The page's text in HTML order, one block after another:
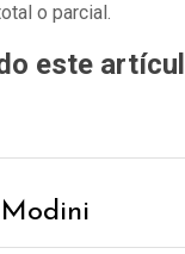
o parcial.
este
Modini